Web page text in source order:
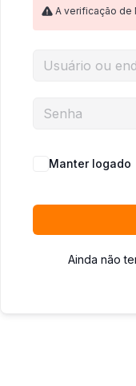
A verificação de
Manter logado
Ainda não